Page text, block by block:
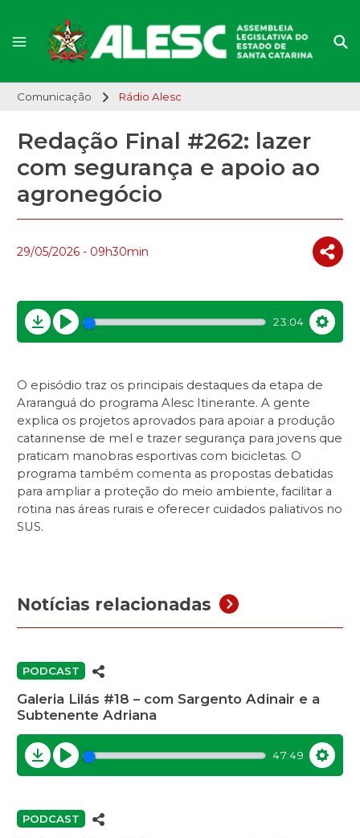
Comunicação Rádio Alesc
Redação Final #262: lazer
com segurança e apoio ao
agronegócio
29/05/2026 - 09h30min
Download
Play
23:04
O episódio traz os principais destaques da etapa de
Araranguá do programa Alesc Itinerante. A gente
explica os projetos aprovados para apoiar a produção
catarinense de mel e trazer segurança para jovens que
praticam manobras esportivas com bicicletas. O
programa também comenta as propostas debatidas
para ampliar a proteção do meio ambiente, facilitar a
rotina nas áreas rurais e oferecer cuidados paliativos no
SUS.
Notícias relacionadas
PODCAST
Galeria Lilás #18 – com Sargento Adinair e a
Subtenente Adriana
Download
Play
47:49
PODCAST